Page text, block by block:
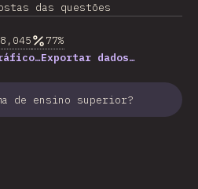
das questões
77%
Exportar dados…
de ensino superior?